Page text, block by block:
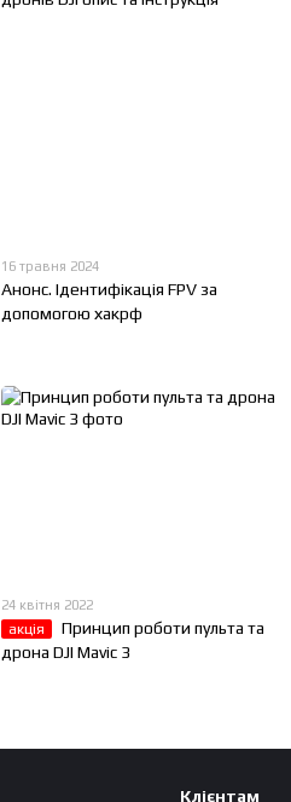
16 травня 2024
Анонс. Ідентифікація FPV за
допомогою хакрф
24 квітня 2022
акція
Принцип роботи пульта та
дрона DJI Mavic 3
Клієнтам